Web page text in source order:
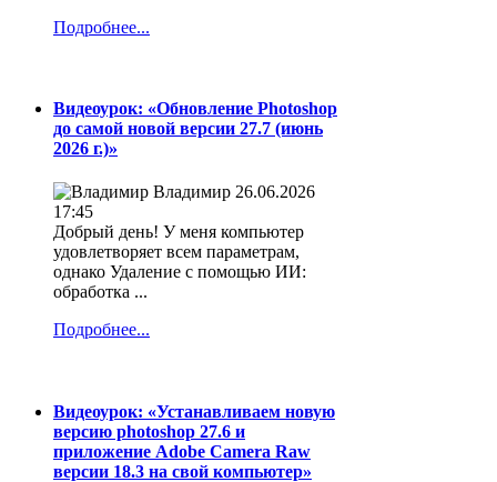
Подробнее...
Видеоурок: «Обновление Photoshop
до самой новой версии 27.7 (июнь
2026 г.)»
Владимир 26.06.2026
17:45
Добрый день! У меня компьютер
удовлетворяет всем параметрам,
однако Удаление с помощью ИИ:
обработка ...
Подробнее...
Видеоурок: «Устанавливаем новую
версию photoshop 27.6 и
приложение Adobe Camera Raw
версии 18.3 на свой компьютер»